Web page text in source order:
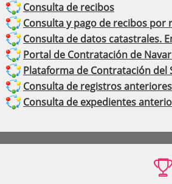
Consulta de recibos
Consulta y pago de recibos por
Consulta de datos catastrales.
Portal de Contratación de
Plataforma de Contratación del
Consulta de registros anteriores
Consulta de expedientes
